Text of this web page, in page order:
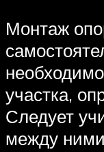
Монтаж
участка,
Следует
между